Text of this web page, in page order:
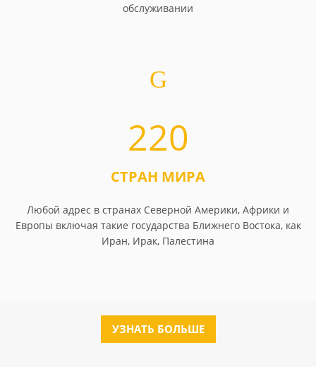
обслуживании
220
СТРАН МИРА
Любой адрес в странах Северной Америки, Африки и
Европы включая такие государства Ближнего Востока, как
Иран, Ирак, Палестина
УЗНАТЬ БОЛЬШЕ